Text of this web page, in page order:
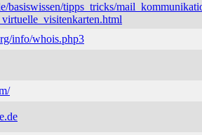
basiswissen/tipps_tricks/
info/whois.php3